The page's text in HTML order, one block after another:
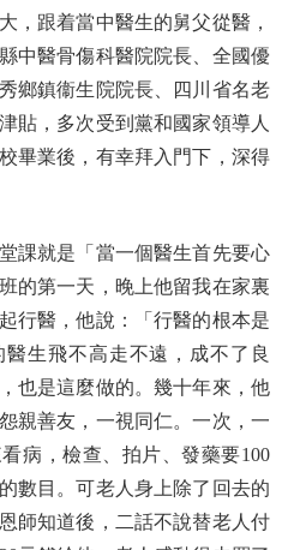
，跟着當中醫生的舅父從醫，
中醫骨傷科醫院院長、全國優
鄉鎮衞生院院長、四川省名老
貼，多次受到黨和國家領導人
畢業後，有幸拜入門下，深得
就是「當一個醫生首先要心
的第一天，晚上他留我在家裏
行醫，他說：「行醫的根本是
生飛不高走不遠，成不了良
也是這麼做的。幾十年來，他
親善友，一視同仁。一次，一
病，檢查、拍片、發藥要100
數目。可老人身上除了回去的
師知道後，二話不說替老人付